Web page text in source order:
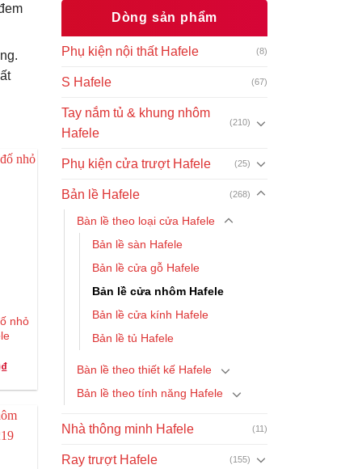
nhỏ
₫Giá
tại
60.000₫.
Dòng sản phẩm
Phụ kiện nội thất Hafele (8)
S Hafele (67)
Tay nắm tủ & khung nhôm
Hafele
(210)
Phụ kiện cửa trượt Hafele (25)
Bản lề Hafele (268)
Bàn lề theo loại cửa Hafele
Bản lề sàn Hafele
Bản lề cửa gỗ Hafele
Bản lề cửa nhôm Hafele
Bản lề cửa kính Hafele
Bản lề tủ Hafele
Bàn lề theo thiết kế Hafele
Bản lề theo tính năng Hafele
Nhà thông minh Hafele (11)
Ray trượt Hafele (155)